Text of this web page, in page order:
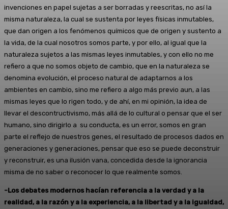
invenciones en papel sujetas a ser borradas y reescritas, no así la
misma naturaleza, la cual se sustenta por leyes físicas inmutables,
que dan origen a los fenómenos químicos que de origen y sustento a
la vida, de la cual nosotros somos parte, y por ello, al igual que la
naturaleza sujetos a las mismas leyes inmutables, y con ello no me
refiero a que no somos objeto de cambio, que en la naturaleza se
denomina evolución, el proceso natural de adaptarnos a los
ambientes en cambio, sino me refiero a algo más previo aun, a las
mismas leyes que lo rigen todo, y de ahí, en mi opinión, la idea de
llevar el descontructivismo, más allá de lo cultural o pensar que el ser
humano, sino dirigirlo a su conducta, es un error, somos en gran
parte el reflejo de nuestros genes, el resultado de procesos dados en
generaciones y generaciones, pensar que eso se puede deconstruir
y reconstruir, es una ilusión vana, concedida desde la ignorancia
misma de no saber o reconocer lo que realmente somos.
-Los debates modernos hacían referencia a la verdad y a la
realidad, a la razón y a la experiencia, a la libertad y a la igualdad,